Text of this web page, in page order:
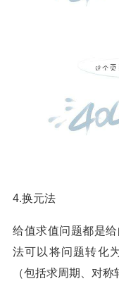
4.换元法
给值求值问题都是
法可以将问题转化
（包括求周期、对称